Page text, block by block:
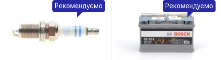
Рекомендуємо Рекомендуємо